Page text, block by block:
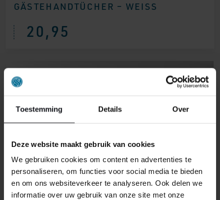
Toestemming Details Over
Deze website maakt gebruik van cookies
We gebruiken cookies om content en advertenties te
personaliseren, om functies voor social media te bieden
en om ons websiteverkeer te analyseren. Ook delen we
informatie over uw gebruik van onze site met onze
GÄSTEHANDTÜCHER – WEISS
20,95